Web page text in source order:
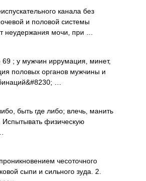
канала без
и половой системы
неудержания мочи, при …
у мужчин иррумация, минет,
половых органов мужчины и
…
быть где либо; влечь, манить
Испытывать физическую
чесоточного
сыпи и сильного зуда. 2.